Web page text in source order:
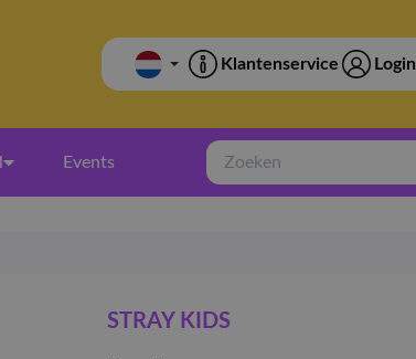
Klantenservice Login
Events
Zoeken
STRAY KIDS